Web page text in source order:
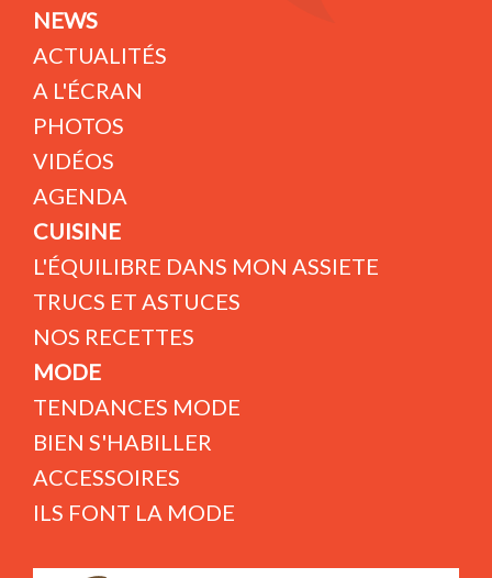
NEWS
ACTUALITÉS
A L'ÉCRAN
PHOTOS
VIDÉOS
AGENDA
CUISINE
L'ÉQUILIBRE DANS MON ASSIETE
TRUCS ET ASTUCES
NOS RECETTES
MODE
TENDANCES MODE
BIEN S'HABILLER
ACCESSOIRES
ILS FONT LA MODE